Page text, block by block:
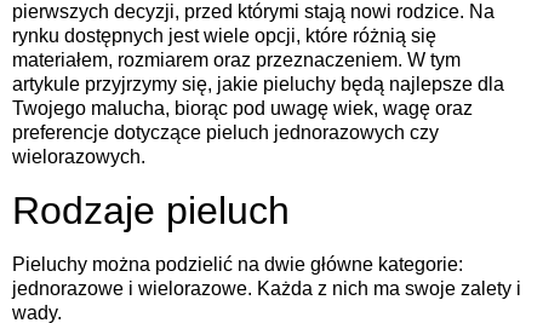
pierwszych decyzji, przed którymi stają nowi rodzice. Na
rynku dostępnych jest wiele opcji, które różnią się
materiałem, rozmiarem oraz przeznaczeniem. W tym
artykule przyjrzymy się, jakie pieluchy będą najlepsze dla
Twojego malucha, biorąc pod uwagę wiek, wagę oraz
preferencje dotyczące pieluch jednorazowych czy
wielorazowych.
Rodzaje pieluch
Pieluchy można podzielić na dwie główne kategorie:
jednorazowe i wielorazowe. Każda z nich ma swoje zalety i
wady.